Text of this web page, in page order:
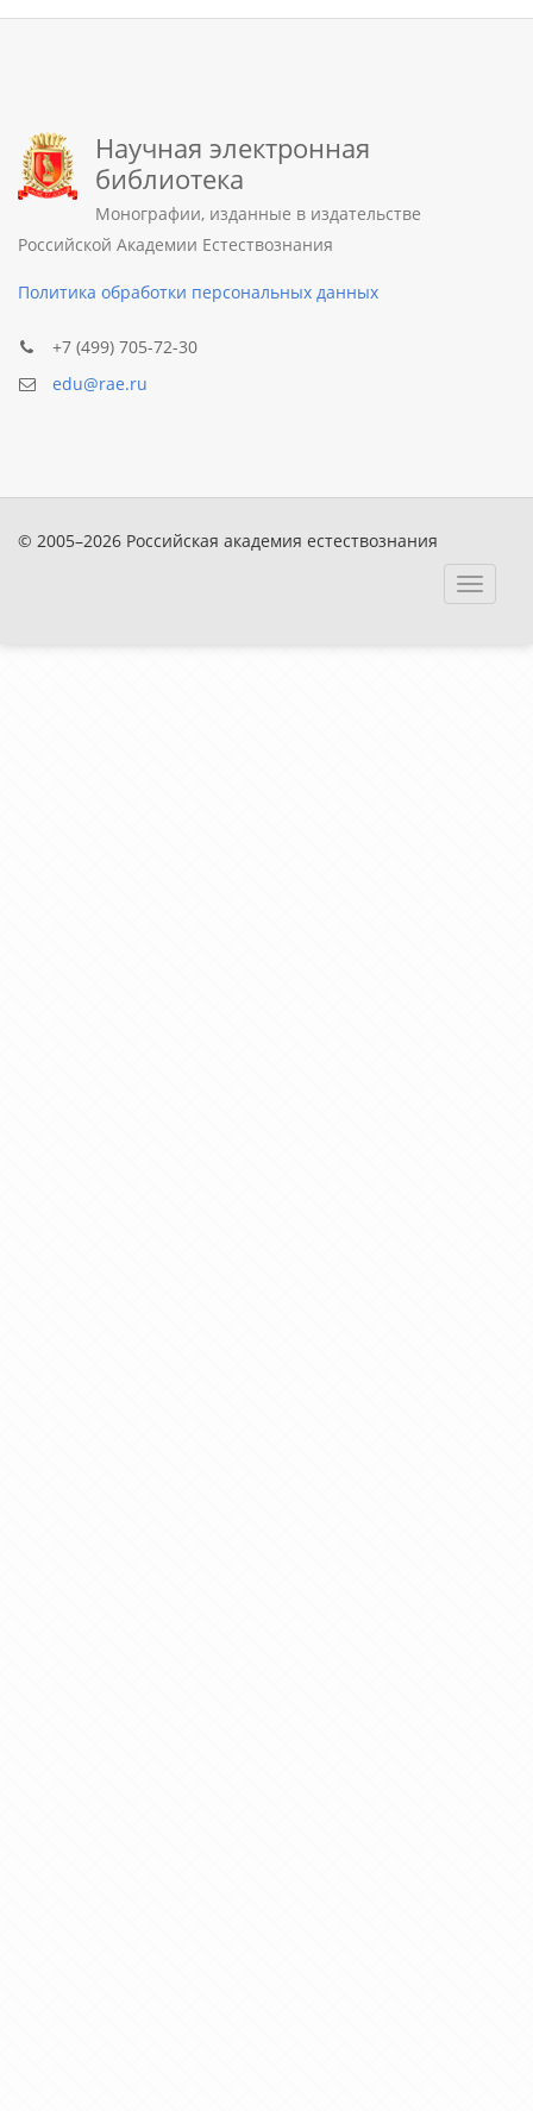
Научная электронная
библиотека
Монографии, изданные в издательстве
Российской Академии Естествознания
Политика обработки персональных данных
+7 (499) 705-72-30
edu@rae.ru
© 2005–2026 Российская академия естествознания
Toggle